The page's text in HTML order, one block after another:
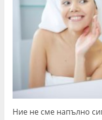
Ние не сме напълно